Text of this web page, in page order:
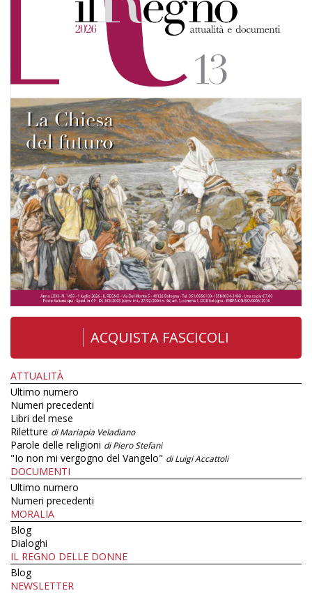
ACQUISTA FASCICOLI
ATTUALITÀ
Ultimo numero
Numeri precedenti
Libri del mese
Riletture di Mariapia Veladiano
Parole delle religioni di Piero Stefani
"Io non mi vergogno del Vangelo" di Luigi Accattoli
DOCUMENTI
Ultimo numero
Numeri precedenti
MORALIA
Blog
Dialoghi
IL REGNO DELLE DONNE
Blog
NEWSLETTER